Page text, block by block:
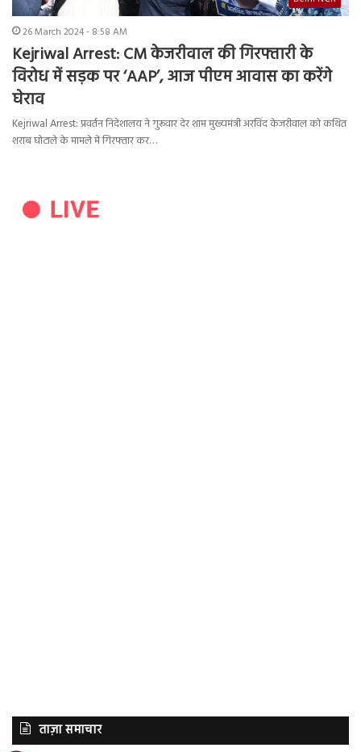
26 March 2024 - 8:58 AM
Kejriwal Arrest: CM केजरीवाल की गिरफ्तारी के
विरोध में सड़क पर ‘AAP’, आज पीएम आवास का करेंगे
घेराव
Kejriwal Arrest: प्रवर्तन निदेशालय ने गुरूवार देर शाम मुख्यमंत्री अरविंद केजरीवाल को कथित
शराब घोटाले के मामले में गिरफ्तार कर…
ताज़ा समाचार